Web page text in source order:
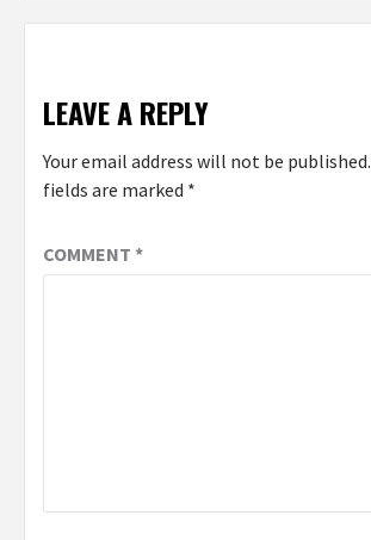
LEAVE A REPLY
Your email address will not be published.
fields are marked *
COMMENT *